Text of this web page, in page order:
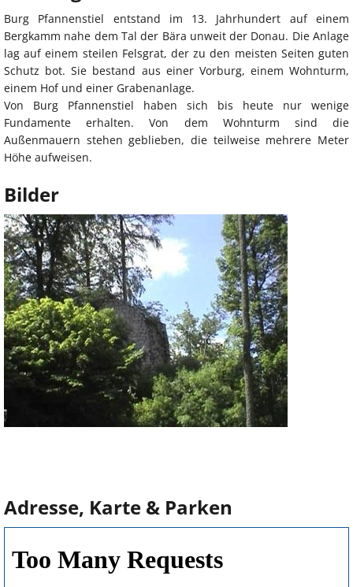
Burg Pfannenstiel entstand im 13. Jahrhundert auf einem
Bergkamm nahe dem Tal der Bära unweit der Donau. Die Anlage
lag auf einem steilen Felsgrat, der zu den meisten Seiten guten
Schutz bot. Sie bestand aus einer Vorburg, einem Wohnturm,
einem Hof und einer Grabenanlage.
Von Burg Pfannenstiel haben sich bis heute nur wenige
Fundamente erhalten. Von dem Wohnturm sind die
Außenmauern stehen geblieben, die teilweise mehrere Meter
Höhe aufweisen.
Bilder
Adresse, Karte & Parken